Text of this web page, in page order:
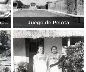
Cabeza de serpiente emplumada (Quetzalcóatl) Juego de Pelota